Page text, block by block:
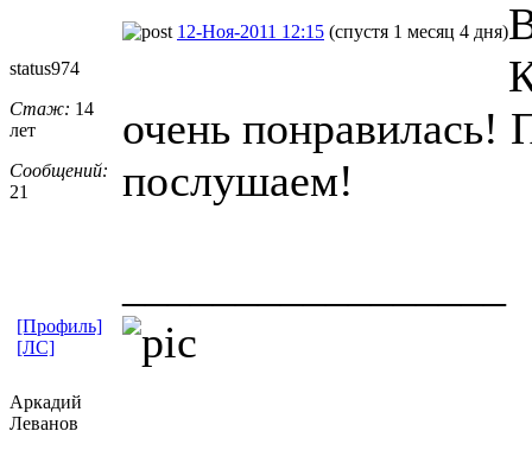
status974
Стаж: 14
лет
Сообщений:
21
12-Ноя-2011 12:15 (спустя 1 месяц 4 дня)
очень понравилась!
послушаем!
[Профиль]
[ЛС]
Аркадий
Леванов